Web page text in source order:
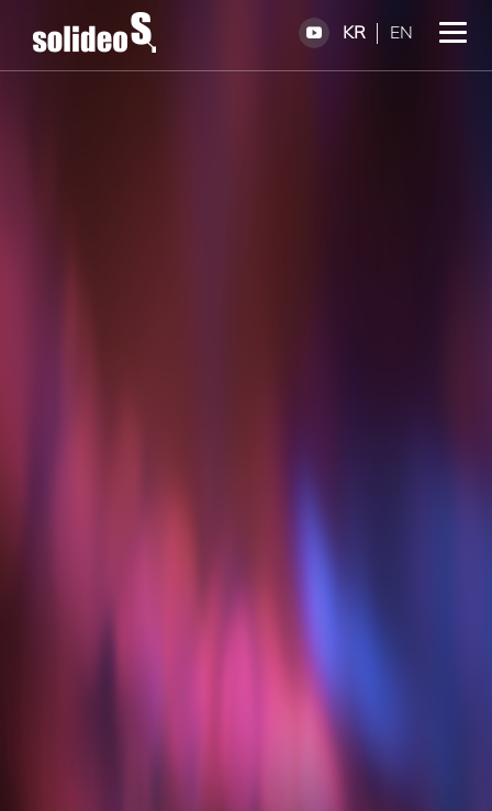
KR EN